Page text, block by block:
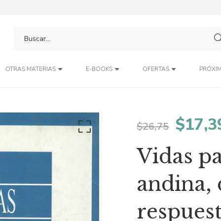
OTRAS MATERIAS E-BOOKS OFERTAS
$26,75 El
precio
era:
$
Vidas
andina,